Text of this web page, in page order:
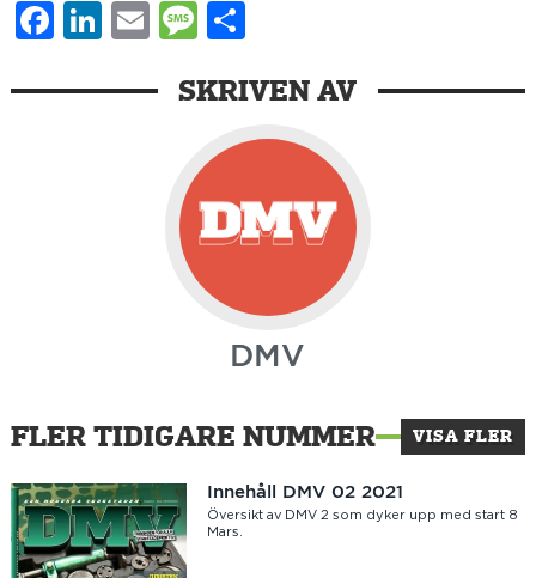
Facebook
LinkedIn
EmailMessage
SKRIVEN AV
DMV
FLER TIDIGARE NUMMER VISA FLER
Innehåll DMV 02 2021
Översikt av DMV 2 som dyker upp med start 8
Mars.